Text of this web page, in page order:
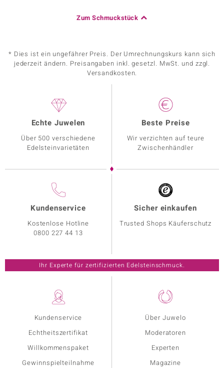
Zum Schmuckstück
* Dies ist ein ungefährer Preis. Der Umrechnungskurs kann sich
jederzeit ändern. Preisangaben inkl. gesetzl. MwSt. und zzgl.
Versandkosten.
Kundenservice
Echtheitszertifikat
Willkommenspaket
Gewinnspielteilnahme
Über Juwelo
Moderatoren
Experten
Magazine
Echte Juwelen
Über 500 verschiedene
Edelsteinvarietäten
Beste Preise
Wir verzichten auf teure
Zwischenhändler
Kundenservice
Kostenlose Hotline
0800 227 44 13
Sicher einkaufen
Trusted Shops Käuferschutz
Ihr Experte für zertifizierten Edelsteinschmuck.